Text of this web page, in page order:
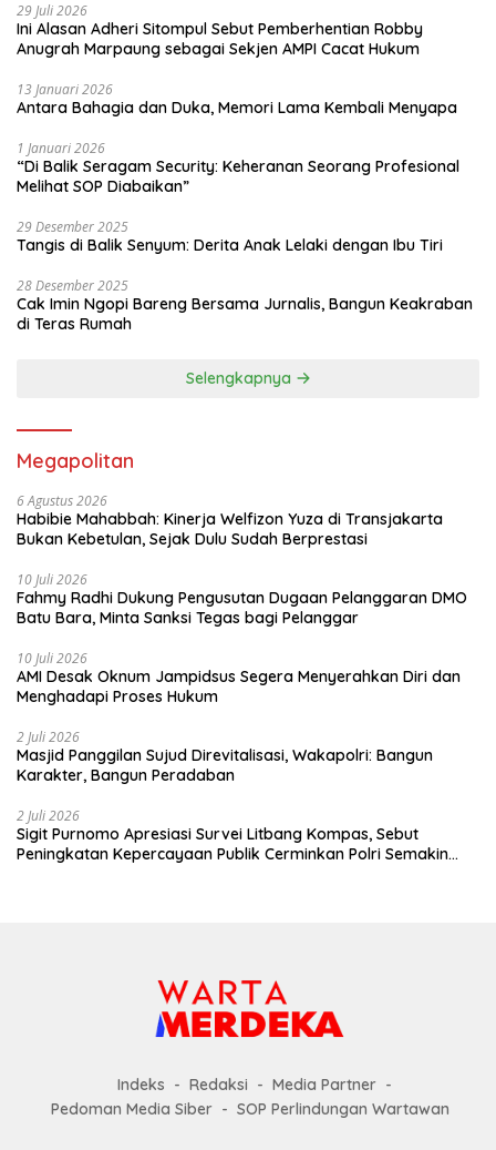
29 Juli 2026
Ini Alasan Adheri Sitompul Sebut Pemberhentian Robby
Anugrah Marpaung sebagai Sekjen AMPI Cacat Hukum
13 Januari 2026
Antara Bahagia dan Duka, Memori Lama Kembali Menyapa
1 Januari 2026
“Di Balik Seragam Security: Keheranan Seorang Profesional
Melihat SOP Diabaikan”
29 Desember 2025
Tangis di Balik Senyum: Derita Anak Lelaki dengan Ibu Tiri
28 Desember 2025
Cak Imin Ngopi Bareng Bersama Jurnalis, Bangun Keakraban
di Teras Rumah
Selengkapnya
Megapolitan
6 Agustus 2026
Habibie Mahabbah: Kinerja Welfizon Yuza di Transjakarta
Bukan Kebetulan, Sejak Dulu Sudah Berprestasi
10 Juli 2026
Fahmy Radhi Dukung Pengusutan Dugaan Pelanggaran DMO
Batu Bara, Minta Sanksi Tegas bagi Pelanggar
10 Juli 2026
AMI Desak Oknum Jampidsus Segera Menyerahkan Diri dan
Menghadapi Proses Hukum
2 Juli 2026
Masjid Panggilan Sujud Direvitalisasi, Wakapolri: Bangun
Karakter, Bangun Peradaban
2 Juli 2026
Sigit Purnomo Apresiasi Survei Litbang Kompas, Sebut
Peningkatan Kepercayaan Publik Cerminkan Polri Semakin
Indeks Redaksi
Media Partner
Pedoman Media Siber
SOP Perlindungan Wartawan